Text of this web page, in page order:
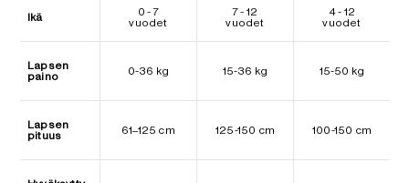
Ikä
0 - 7
vuodet
7 - 12
vuodet
4 - 12
vuodet
Lapsen
paino
0-36 kg 15-36 kg 15-50 kg
Lapsen
pituus
61–125 cm 125-150 cm 100-150 cm